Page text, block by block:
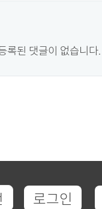
록된 댓글이 없습니다.
로그인